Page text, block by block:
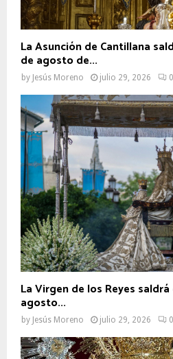
La Asunción de Cantillana
de agosto de...
by Jesús Moreno julio 29, 2026 0
La Virgen de los Reyes
agosto...
by Jesús Moreno julio 29, 2026 0